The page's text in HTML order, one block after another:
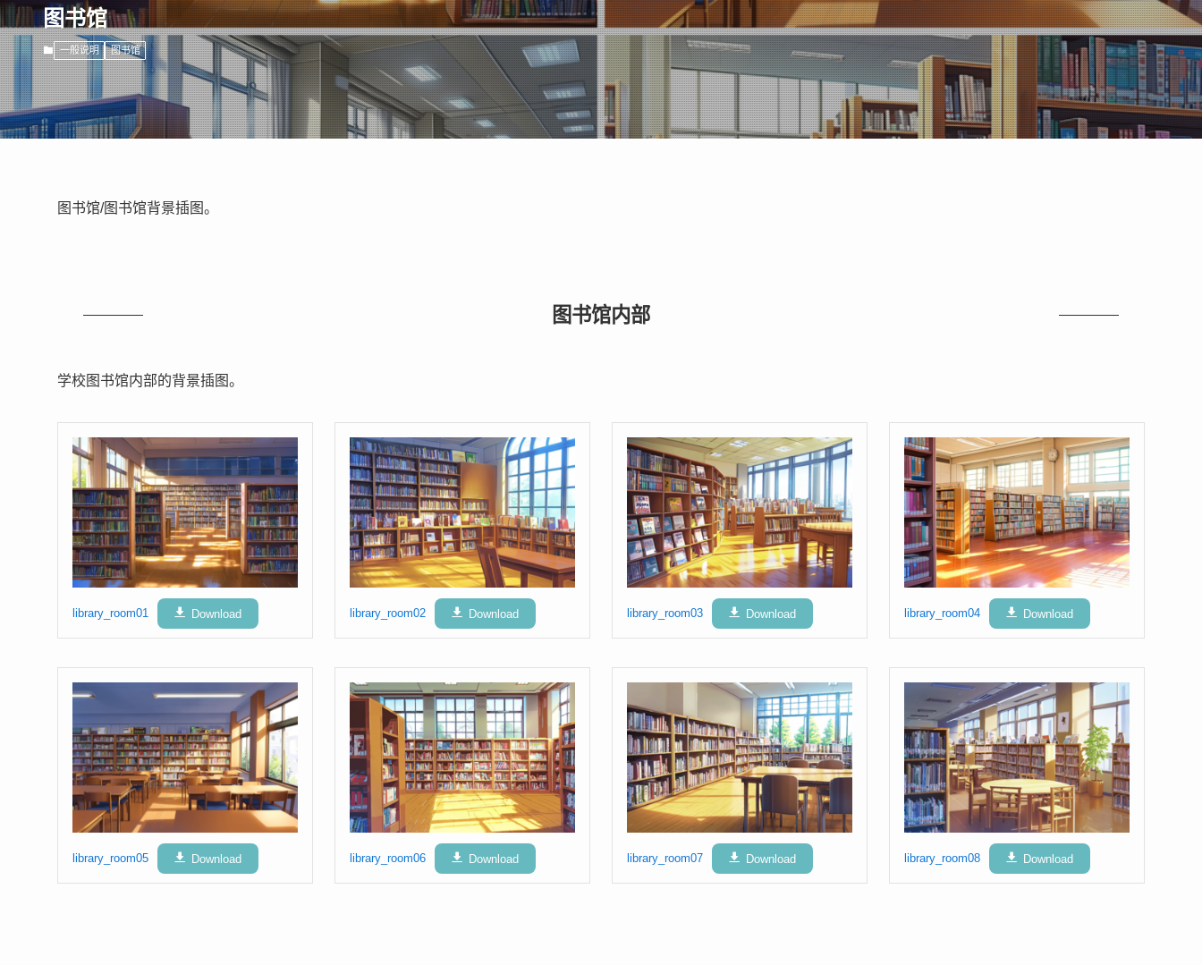
图书馆
一般说明 图书馆
图书馆/图书馆背景插图。
图书馆内部
学校图书馆内部的背景插图。
library_room01 Download library_room02 Download library_room03 Download library_room04 Download
library_room05 Download library_room06 Download library_room07 Download library_room08 Download